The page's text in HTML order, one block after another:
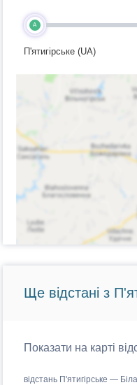
A
П'ятигірське (UA)
Ще відстані з
Показати на карті
відстань П'ятигірське —